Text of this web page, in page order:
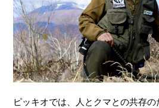
ピッキオでは、人とクマとの共存